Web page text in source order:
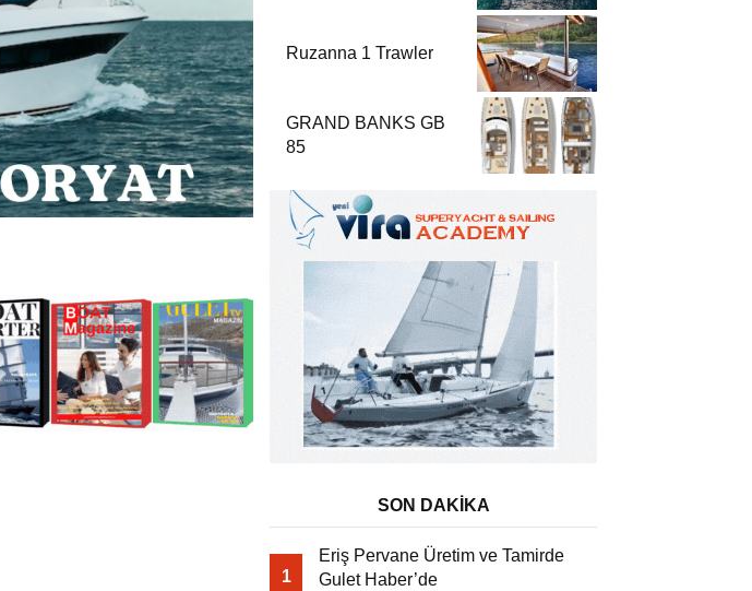
Ruzanna 1 Trawler
GRAND BANKS GB
85
SON DAKİKA
1
Eriş Pervane Üretim ve Tamirde
Gulet Haber’de